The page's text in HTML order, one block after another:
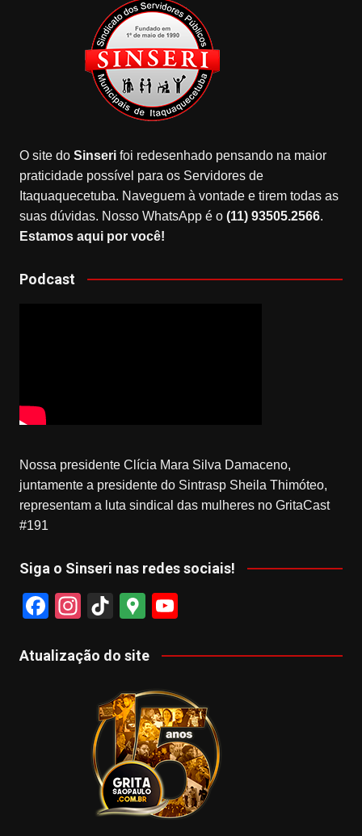
O site do Sinserifoi redesenhado pensando na maior
praticidade possível para os Servidores de
Itaquaquecetuba. Naveguem à vontade e tirem todas as
suas dúvidas. Nosso WhatsApp é o (11) 93505.2566.
Estamos aqui por você!
Podcast
Nossa presidente Clícia Mara Silva Damaceno,
juntamente a presidente do Sintrasp Sheila Thimóteo,
representam a luta sindical das mulheres no GritaCast
#191
Siga o Sinseri nas redes sociais!
F
c
In
a
m
Ti
T
k
G
o
gl
e
M
a
p
s
u
u
b
e
Atualização do site